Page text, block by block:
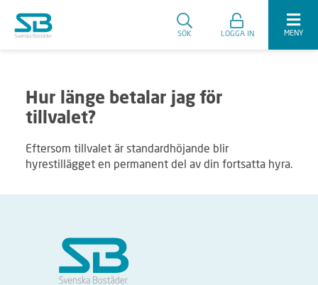
SÖK LOGGA IN MENY
Hur länge betalar jag för
tillvalet?
Eftersom tillvalet är standardhöjande blir
hyrestillägget en permanent del av din fortsatta hyra.